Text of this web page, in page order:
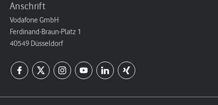
Anschrift
Vodafone GmbH
Ferdinand-Braun-Platz 1
40549 Düsseldorf